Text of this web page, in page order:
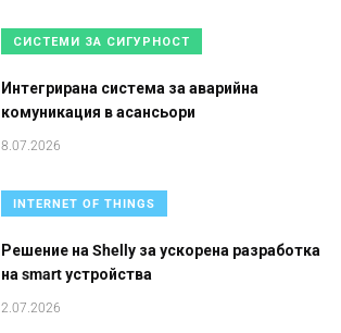
СИСТЕМИ ЗА СИГУРНОСТ
Интегрирана система за аварийна
комуникация в асансьори
8.07.2026
INTERNET OF THINGS
Решение на Shelly за ускорена разработка
на smart устройства
2.07.2026